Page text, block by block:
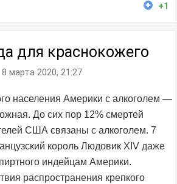
+1
для краснокожего
8 марта 2020, 21:27
населения Америки с алкоголем —
До сих пор 12% смертей
США связаны с алкоголем. 7
король Людовик XIV даже
индейцам Америки.
распространения крепкого